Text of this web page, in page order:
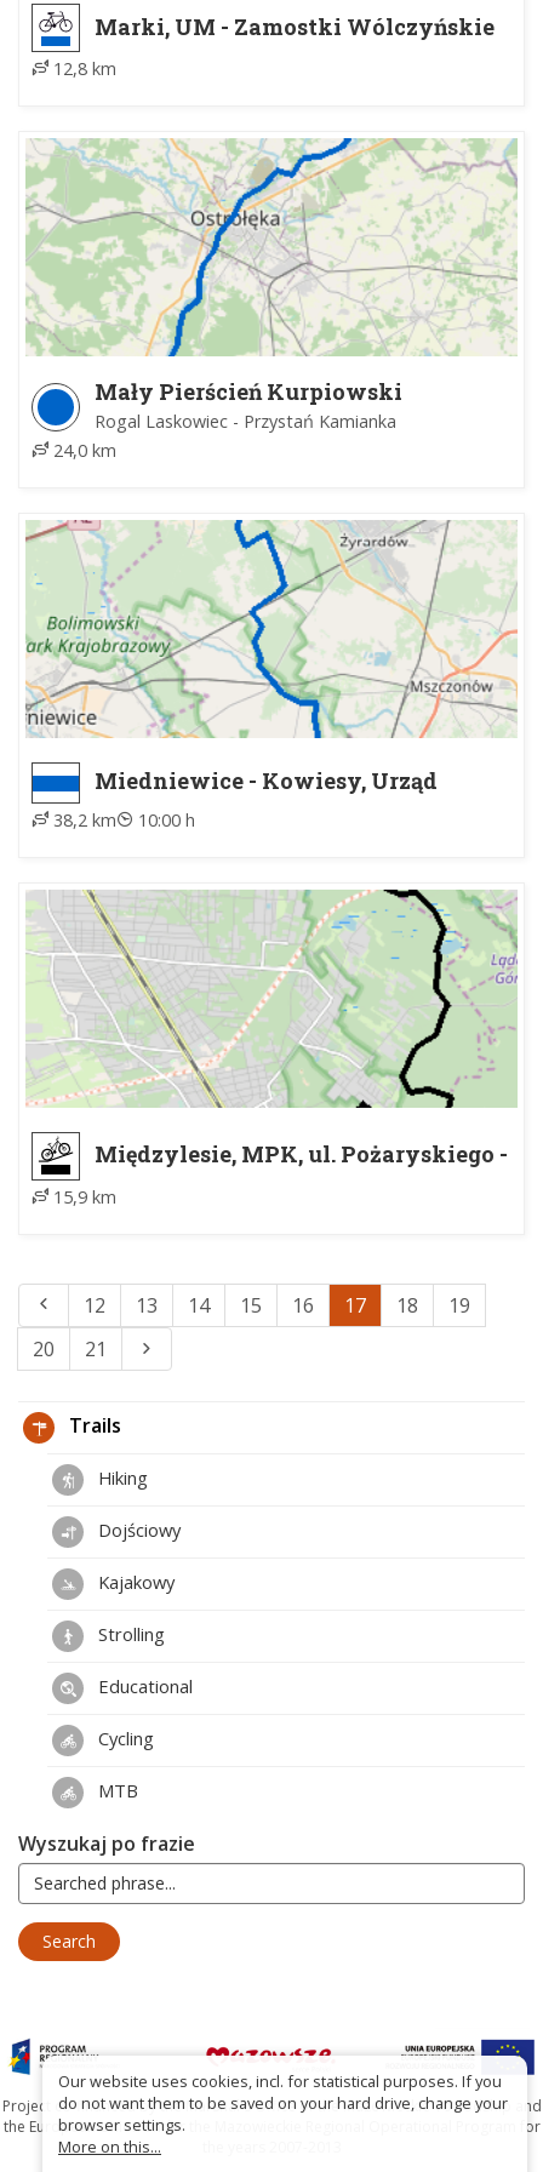
Marki, UM - Zamostki Wólczyńskie
12,8 km
Mały Pierścień Kurpiowski
Rogal Laskowiec - Przystań Kamianka
24,0 km
Miedniewice - Kowiesy, Urząd
38,2 km 10:00 h
Międzylesie, MPK, ul. Pożaryskiego -
15,9 km
12 13 14 15 16 17 18
19
20
21
Trails
Hiking
Dojściowy
Kajakowy
Strolling
Educational
Cycling
MTB
Wyszukaj po frazie
Project co-financed by the Marshal's Office of the Mazowieckie Voivodship and
the European Union under the Mazowieckie Regional Operational Program for
Our website uses cookies, incl. for statistical purposes. If you
do not want them to be saved on your hard drive, change your
browser settings.
More on this...